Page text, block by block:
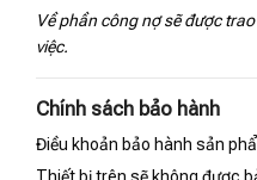
Về phần công nợ sẽ được
việc.
Chính sách bảo hành
Điều khoản bảo hành sản